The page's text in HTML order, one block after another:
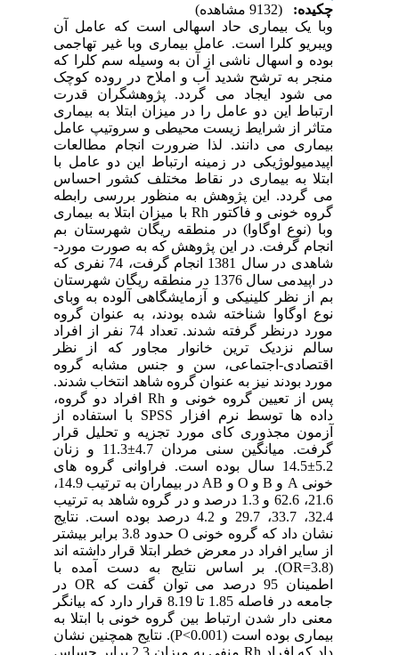
چکیده:
وبا یک بیماری حاد اسهالی است که عامل آن
ویبریو کلرا است. عامل بیماری وبا غیر تهاجمی
بوده و اسهال ناشی از آن به وسیله سم کلرا که
منجر به ترشح شدید آب و املاح در روده کوچک
می شود ایجاد می گردد. پژوهشگران قدرت
ارتباط این دو عامل را در میزان ابتلا به بیماری
متاثر از شرایط زیست محیطی و سروتیپ عامل
بیماری می دانند. لذا ضرورت انجام مطالعات
اپیدمیولوژیکی در زمینه ارتباط این دو عامل با
ابتلا به بیماری در نقاط مختلف کشور احساس
می گردد. این پژوهش به منظور بررسی رابطه
گروه خونی و فاکتور Rh با میزان ابتلا به بیماری
وبا (نوع اوگاوا) در منطقه ریگان شهرستان بم
انجام گرفت. در این پژوهش که به صورت مورد-
شاهدی در سال 1381 انجام گرفت، 74 نفری که
در اپیدمی سال 1376 در منطقه ریگان شهرستان
بم از نظر کلینیکی و آزمایشگاهی آلوده به وبای
نوع اوگاوا شناخته شده بودند، به عنوان گروه
مورد درنظر گرفته شدند. تعداد 74 نفر از افراد
سالم نزدیک ترین خانوار مجاور که از نظر
اقتصادی-اجتماعی، سن و جنس مشابه گروه
مورد بودند نیز به عنوان گروه شاهد انتخاب شدند.
پس از تعیین گروه خونی و Rh افراد دو گروه،
داده ها توسط نرم افزار SPSS با استفاده از
آزمون مجذوری کای مورد تجزیه و تحلیل قرار
گرفت. میانگین سنی مردان 4.7±11.3 و زنان
5.2±14.5 سال بوده است. فراوانی گروه های
خونی A و B و O و AB در بیماران به ترتیب 14.9،
21.6، 62.6 و 1.3 درصد و در گروه شاهد به ترتیب
32.4، 33.7، 29.7 و 4.2 درصد بوده است. نتایج
نشان داد که گروه خونی O حدود 3.8 برابر بیشتر
از سایر افراد در معرض خطر ابتلا قرار داشته اند
(3.8=OR). بر اساس نتایج به دست آمده با
اطمینان 95 درصد می توان گفت که OR در
جامعه در فاصله 1.85 تا 8.19 قرار دارد که بیانگر
معنی دار شدن ارتباط بین گروه خونی با ابتلا به
بیماری بوده است (0.001>P). نتایج همچنین نشان
داد که افراد Rh منفی به میزان 2.3 برابر حساس